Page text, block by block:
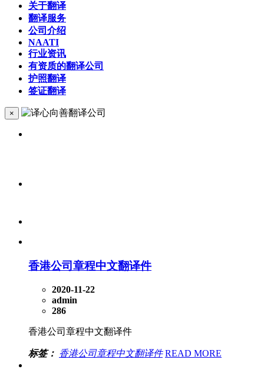
关于翻译
翻译服务
公司介绍
NAATI
行业资讯
有资质的翻译公司
护照翻译
签证翻译
×
香港公司章程中文翻译件
2020-11-22
admin
286
香港公司章程中文翻译件
标签： 香港公司章程中文翻译件 READ MORE